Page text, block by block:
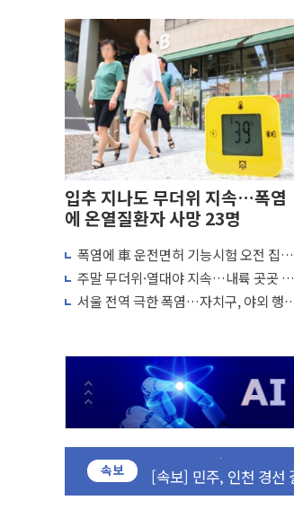
입추 지나도 무더위 지속…폭염
에 온열질환자 사망 23명
폭염에 車 운전면허 기능시험 오전 집중
편성…체감온도 38도 넘으면 중단
주말 무더위·열대야 지속…내륙 곳곳 소
나기
서울 전역 극한 폭염…자치구, 야외 행
속보
포항시 재난예산 40억
울진·영덕 '호우특보'-
김민석, 2주차 제주·
인사하는 김민석 당대
[속보] 민주, 제주·인
[속보] 민주, 인천 경선
[속보] 민주, 제주 경선